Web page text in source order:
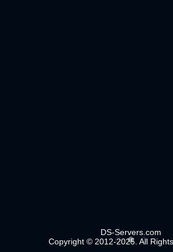
DS-Servers.com
Copyright © 2012-2025. All